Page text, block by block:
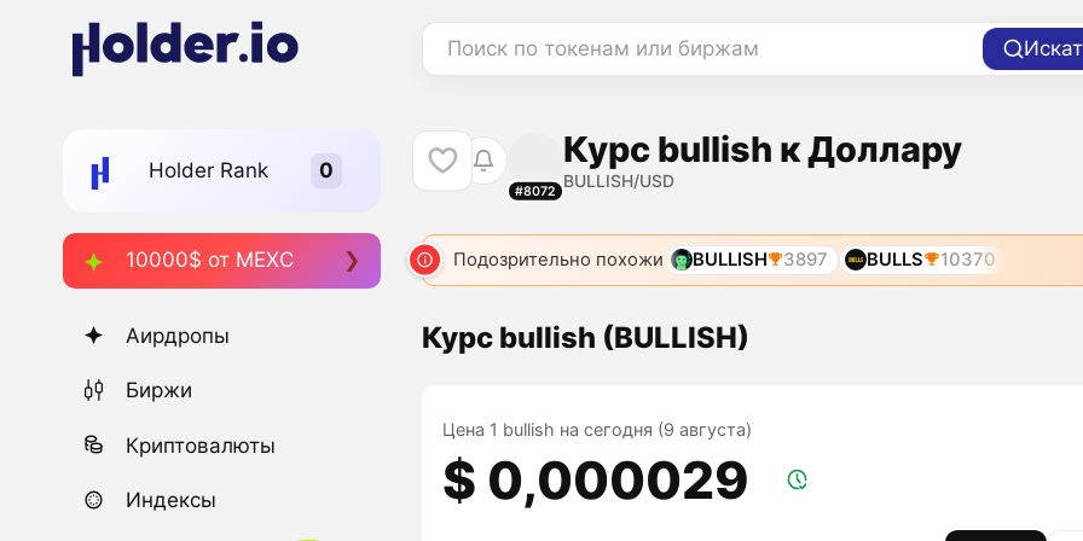
Поиск по токенам или биржам
Holder Rank
10000$ от MEXC
Аирдропы
Биржи
Криптовалюты
Индексы
#8072
Курс bullish к Доллару
BULLISH/USD
Подозрительно похожи BULLISH 3897 BULLS 10370
Курс bullish (BULLISH)
Цена 1 bullish на сегодня (9 августа)
$ 0,000029